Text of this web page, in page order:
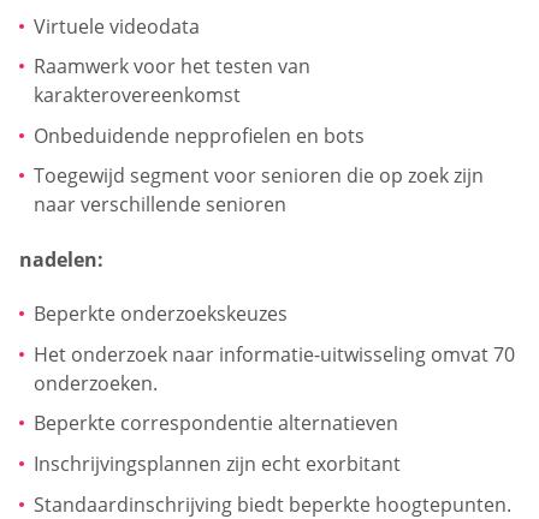
Virtuele videodata
Raamwerk voor het testen van
karakterovereenkomst
Onbeduidende nepprofielen en bots
Toegewijd segment voor senioren die op zoek zijn
naar verschillende senioren
nadelen:
Beperkte onderzoekskeuzes
Het onderzoek naar informatie-uitwisseling omvat 70
onderzoeken.
Beperkte correspondentie alternatieven
Inschrijvingsplannen zijn echt exorbitant
Standaardinschrijving biedt beperkte hoogtepunten.